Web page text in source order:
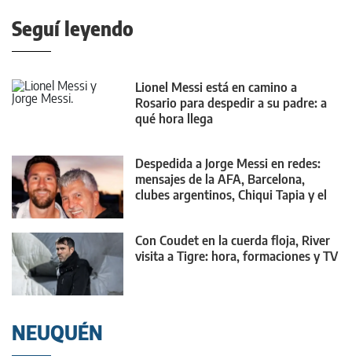
Seguí leyendo
Lionel Messi está en camino a
Rosario para despedir a su padre: a
qué hora llega
Despedida a Jorge Messi en redes:
mensajes de la AFA, Barcelona,
clubes argentinos, Chiqui Tapia y el
Con Coudet en la cuerda floja, River
visita a Tigre: hora, formaciones y TV
NEUQUÉN